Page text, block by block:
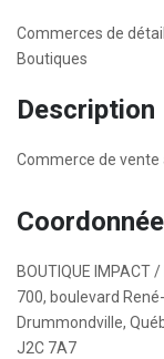
Commerces de détail
Boutiques
Description
Commerce de vente
BOUTIQUE IMPACT
700, boulevard
Drummondville,
J2C 7A7